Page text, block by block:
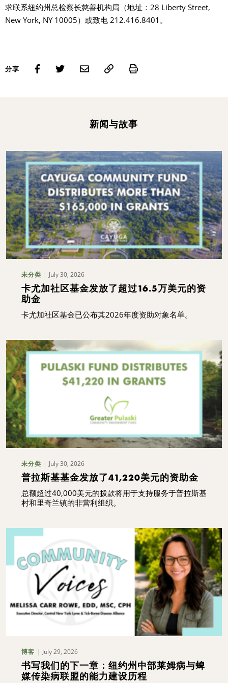
求联系纽约州总检察长慈善机构局（地址：28 Liberty Street,
New York, NY 10005）或致电 212.416.8401。
分享 Print
新闻与故事
未分类 July 30, 2026
卡尤加社区基金发放了超过16.5万美元的资
助金
卡尤加社区基金已公布其2026年度资助对象名单。
未分类 July 30, 2026
普拉斯基基金发放了41,220美元的资助金
总额超过40,000美元的拨款将用于支持服务于普拉斯基
村和里奇兰镇的非营利组织。
博客 July 29, 2026
书写我们的下一章：纽约州中部莱姆病与蜱
媒传染病联盟的能力建设历程